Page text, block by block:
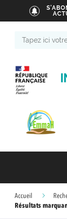
Accueil
Résultats